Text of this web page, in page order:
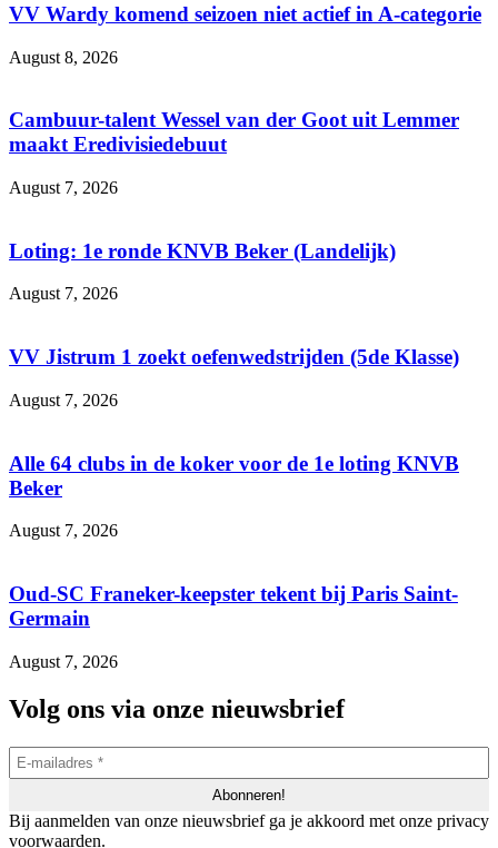
VV Wardy komend seizoen niet actief in A-categorie
August 8, 2026
Cambuur-talent Wessel van der Goot uit Lemmer
maakt Eredivisiedebuut
August 7, 2026
Loting: 1e ronde KNVB Beker (Landelijk)
August 7, 2026
VV Jistrum 1 zoekt oefenwedstrijden (5de Klasse)
August 7, 2026
Alle 64 clubs in de koker voor de 1e loting KNVB
Beker
August 7, 2026
Oud-SC Franeker-keepster tekent bij Paris Saint-
Germain
August 7, 2026
Volg ons via onze nieuwsbrief
Bij aanmelden van onze nieuwsbrief ga je akkoord met onze privacy
voorwaarden.